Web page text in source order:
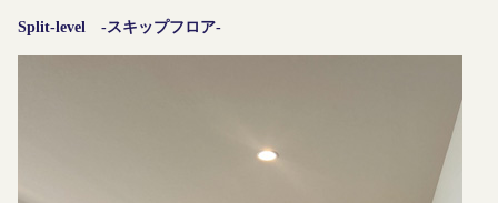
Split-level -スキップフロア-